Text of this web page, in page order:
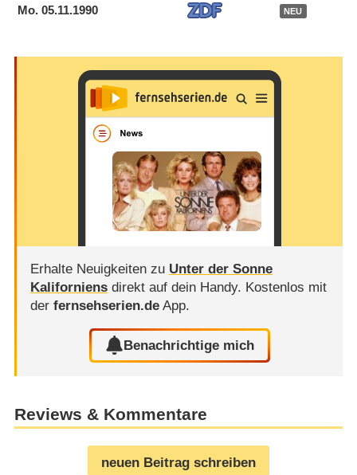
Mo.05.11.1990 NEU
Erhalte Neuigkeiten zu Unter der Sonne
Kaliforniensdirekt auf dein Handy. Kostenlos mit
der fernsehserien.deApp.
Benachrichtige mich
Reviews & Kommentare
neuen Beitrag schreiben